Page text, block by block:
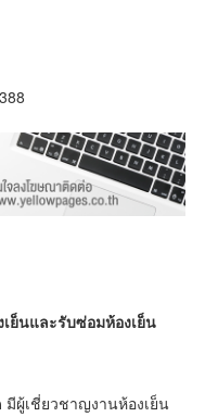
ย็นและรับซ่อมห้องเย็น
มีผู้เชี่ยวชาญงานห้องเย็น